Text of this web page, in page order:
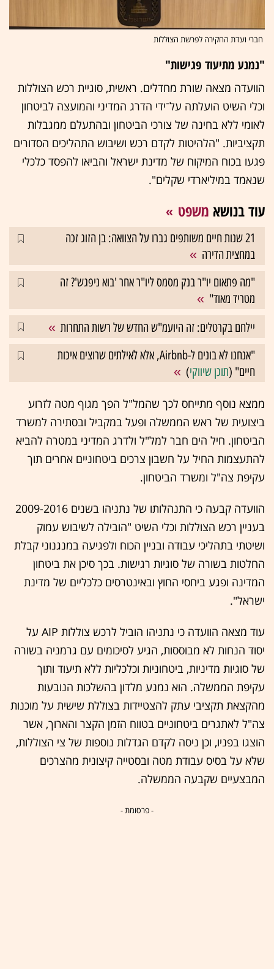
חברי ועדת החקירה לפרשת הצוללות
"נמנע מתיעוד פגישות"
הוועדה מצאה שורת מחדלים. ראשית, סוגיית רכש הצוללות
וכלי השיט הועלתה על־ידי הדרג המדיני והמועצה לביטחון
לאומי ללא בחינה של צורכי הביטחון ובהתעלם ממגבלות
תקציביות. "הלהיטות לקדם רכש ושיבוש התהליכים הסדורים
פגעו בכוח המיקוח של מדינת ישראל והביאו להפסד כלכלי
שנאמד במיליארדי שקלים".
עוד בנושא משפט
21 שנות חיים משותפים גברו על הצוואה: בן הזוג זכה
במחצית הדירה
"מה פתאום יו"ר בנק מסמס ליו"ר אחר 'בוא ניפגש'? זה
מטריד מאוד"
יילחם בקרטלים: זה היועמ"ש החדש של רשות התחרות
"אנחנו לא בונים ל-Airbnb, אלא לאילתים שרוצים איכות
חיים" (תוכן שיווקי)
ממצא נוסף מתייחס לכך שהמל"ל הפך מגוף מטה לזרוע
ביצועית של ראש הממשלה ופעל במקביל ובסתירה למשרד
הביטחון. חיל הים חבר למל"ל ולדרג המדיני במטרה להביא
להתעצמות החיל על חשבון צרכים ביטחוניים אחרים תוך
עקיפת צה"ל ומשרד הביטחון.
הוועדה קבעה כי התנהלותו של נתניהו בשנים 2009-2016
בעניין רכש הצוללות וכלי השיט "הובילה לשיבוש עמוק
ושיטתי בתהליכי עבודה ובניין הכוח ולפגיעה במנגנוני קבלת
החלטות בשורה של סוגיות רגישות. בכך סיכן את ביטחון
המדינה ופגע ביחסי החוץ ובאינטרסים כלכליים של מדינת
ישראל".
עוד מצאה הוועדה כי נתניהו הוביל לרכש צוללות AIP על
יסוד הנחות לא מבוססות, הגיע לסיכומים עם גרמניה בשורה
של סוגיות מדיניות, ביטחוניות וכלכליות ללא תיעוד ותוך
עקיפת הממשלה. הוא נמנע מלדון בהשלכות הנובעות
מהקצאת תקציבי עתק להצטיידות בצוללת שישית על מוכנות
צה"ל לאתגרים ביטחוניים בטווח הזמן הקצר והארוך, אשר
הוצגו בפניו, וכן ניסה לקדם הגדלות נוספות של צי הצוללות,
שלא על בסיס עבודת מטה ובסטייה קיצונית מהצרכים
המבצעיים שקבעה הממשלה.
- פרסומת -